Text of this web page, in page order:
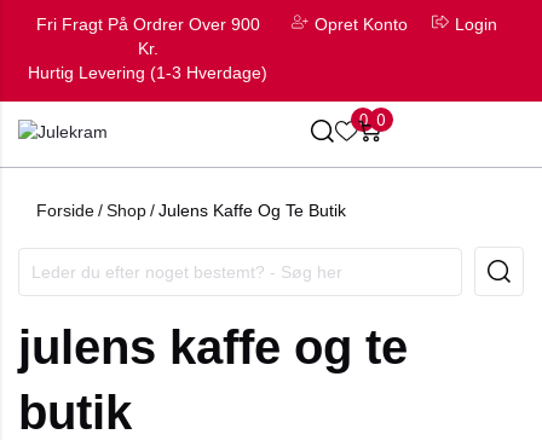
Fri Fragt På Ordrer Over 900
Kr.
Hurtig Levering (1-3 Hverdage)
Opret Konto Login
0 0
Forside/Shop/Julens Kaffe Og Te Butik
julens kaffe og te
butik